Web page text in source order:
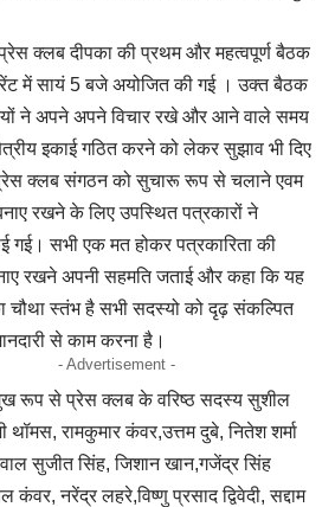
क्लब दीपका की प्रथम और महत्वपूर्ण बैठक
में सायं 5 बजे अयोजित की गई । उक्त बैठक
ने अपने अपने विचार रखे और आने वाले समय
इकाई गठित करने को लेकर सुझाव भी दिए
क्लब संगठन को सुचारू रूप से चलाने एवम
रखने के लिए उपस्थित पत्रकारों ने
गई। सभी एक मत होकर पत्रकारिता की
रखने अपनी सहमति जताई और कहा कि यह
चौथा स्तंभ है सभी सदस्यो को दृढ़ संकल्पित
से काम करना है।
- Advertisement -
रूप से प्रेस क्लब के वरिष्ठ सदस्य सुशील
थॉमस, रामकुमार कंवर,उत्तम दुबे, नितेश शर्मा
सुजीत सिंह, जिशान खान,गजेंद्र सिंह
कंवर, नरेंद्र लहरे,विष्णु प्रसाद द्विवेदी, सद्दाम